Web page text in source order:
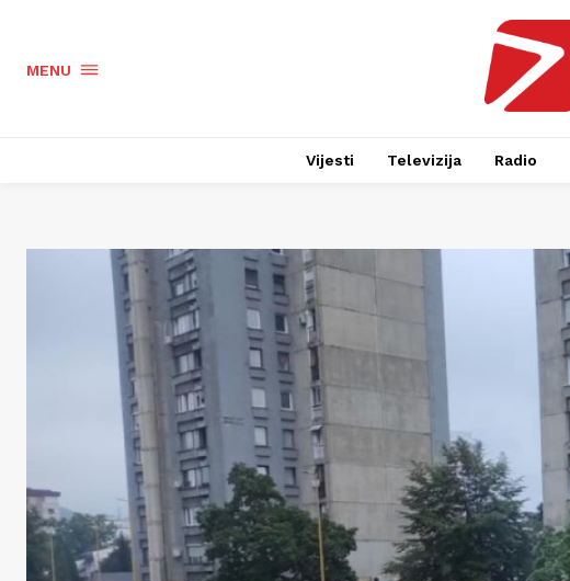
MENU
Vijesti Televizija Radio